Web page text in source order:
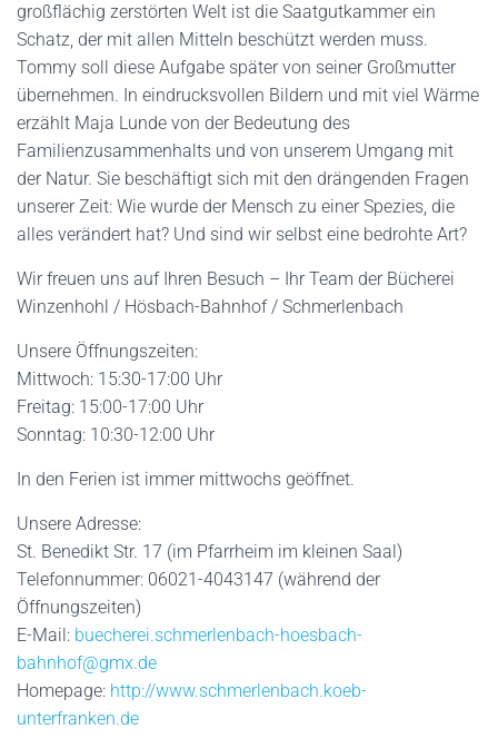
großflächig zerstörten Welt ist die Saatgutkammer ein
Schatz, der mit allen Mitteln beschützt werden muss.
Tommy soll diese Aufgabe später von seiner Großmutter
übernehmen. In eindrucksvollen Bildern und mit viel Wärme
erzählt Maja Lunde von der Bedeutung des
Familienzusammenhalts und von unserem Umgang mit
der Natur. Sie beschäftigt sich mit den drängenden Fragen
unserer Zeit: Wie wurde der Mensch zu einer Spezies, die
alles verändert hat? Und sind wir selbst eine bedrohte Art?
Wir freuen uns auf Ihren Besuch – Ihr Team der Bücherei
Winzenhohl / Hösbach-Bahnhof / Schmerlenbach
Unsere Öffnungszeiten:
Mittwoch: 15:30-17:00 Uhr
Freitag: 15:00-17:00 Uhr
Sonntag: 10:30-12:00 Uhr
In den Ferien ist immer mittwochs geöffnet.
Unsere Adresse:
St. Benedikt Str. 17 (im Pfarrheim im kleinen Saal)
Telefonnummer: 06021-4043147 (während der
Öffnungszeiten)
E-Mail: buecherei.schmerlenbach-hoesbach-
bahnhof@gmx.de
Homepage: http://www.schmerlenbach.koeb-
unterfranken.de